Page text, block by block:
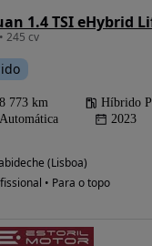
1.4 TSI eHybrid
245 cv
8 773 km
Híbrido
Automática
2023
(Lisboa)
• Para o topo